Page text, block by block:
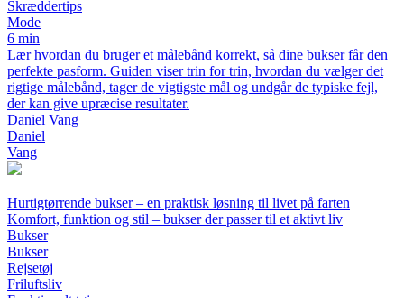
Skræddertips
Mode
6 min
Lær hvordan du bruger et målebånd korrekt, så dine bukser får den
perfekte pasform. Guiden viser trin for trin, hvordan du vælger det
rigtige målebånd, tager de vigtigste mål og undgår de typiske fejl,
der kan give upræcise resultater.
Daniel Vang
Daniel
Vang
Hurtigtørrende bukser – en praktisk løsning til livet på farten
Komfort, funktion og stil – bukser der passer til et aktivt liv
Bukser
Bukser
Rejsetøj
Friluftsliv